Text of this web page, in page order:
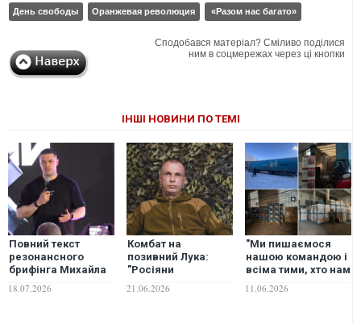
День свободы Оранжевая революция «Разом нас багато»
Сподобався матеріал? Сміливо поділися
ним в соцмережах через ці кнопки
ІНШІ НОВИНИ ПО ТЕМІ
Повний текст
резонансного
брифінга Михайла
18.07.2026
Комбат на
позивний Лука:
"Росіяни
робити ставку на
21.06.2026
"Ми пишаємося
нашою командою і
всіма тими, хто нам
черговий звіт
11.06.2026